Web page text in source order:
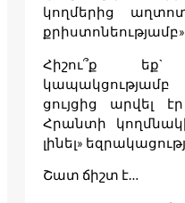
կողմերից
Հիշու՞ք
ցույցից արվել
Հրանտի
լինել»
Շատ ճիշտ է…